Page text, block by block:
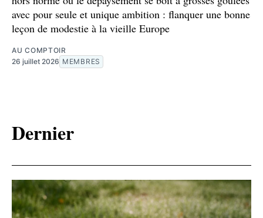
avec pour seule et unique ambition : flanquer une bonne
leçon de modestie à la vieille Europe
AU COMPTOIR
26 juillet 2026 MEMBRES
Dernier